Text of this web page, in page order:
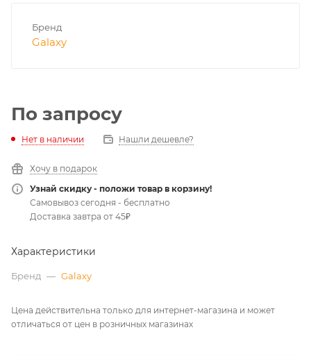
Бренд
Galaxy
По запросу
Нет в наличии Нашли дешевле?
Хочу в подарок
Узнай скидку - положи товар в корзину!
Самовывоз сегодня - бесплатно
Доставка завтра от 45₽
Характеристики
Бренд — Galaxy
Цена действительна только для интернет-магазина и может
отличаться от цен в розничных магазинах